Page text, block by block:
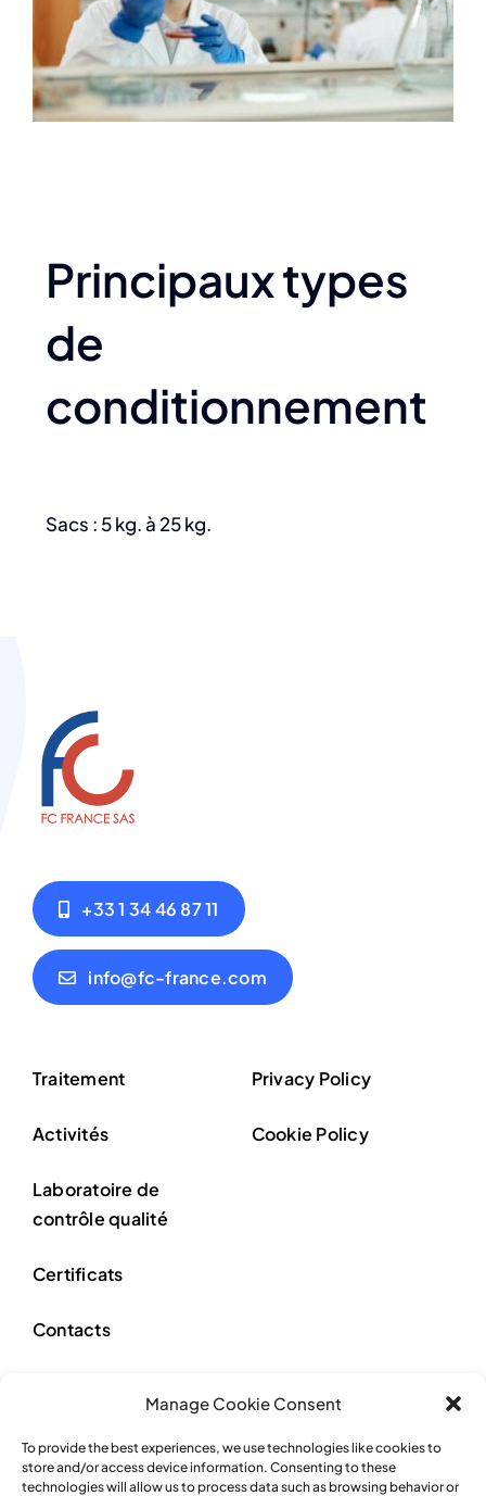
Manage Cookie Consent
To provide the best experiences, we use technologies like cookies to
store and/or access device information. Consenting to these
technologies will allow us to process data such as browsing behavior or
Principaux types
de
conditionnement
Sacs : 5 kg. à 25 kg.
+33 1 34 46 87 11
info@fc-france.com
Traitement
Activités
Laboratoire de
contrôle qualité
Certificats
Contacts
Privacy Policy
Cookie Policy